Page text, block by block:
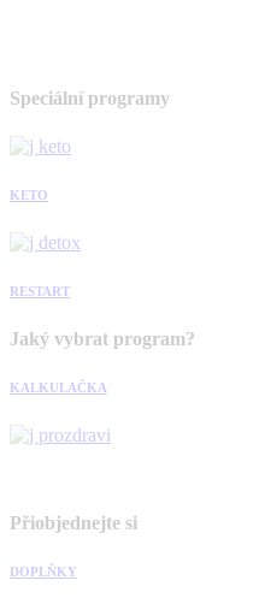
Speciální programy
KETO
RESTART
Jaký vybrat program?
KALKULAČKA
Přiobjednejte si
DOPLŇKY